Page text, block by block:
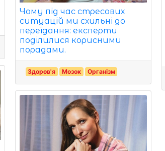
Чому під час стресових
ситуацій ми схильні до
переїдання: експерти
поділилися корисними
порадами.
Здоров'я Мозок Організм